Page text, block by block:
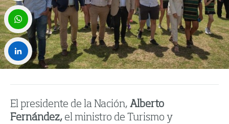
El presidente de la Nación, Alberto
Fernández, el ministro de Turismo y
Twitter
WhatsApp